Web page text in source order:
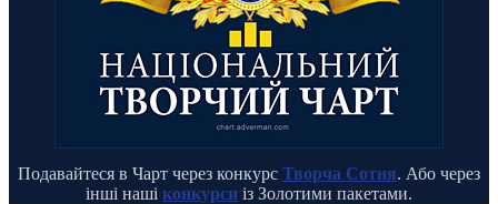
Подавайтеся в Чарт через конкурс Творча Сотня. Або через
інші наші конкурси із Золотими пакетами.